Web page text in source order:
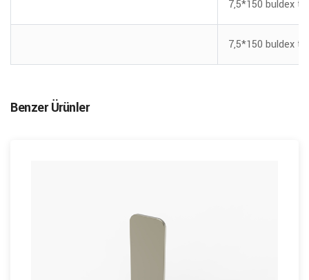
7,5*150 buldex
7,5*150 buldex
Benzer Ürünler